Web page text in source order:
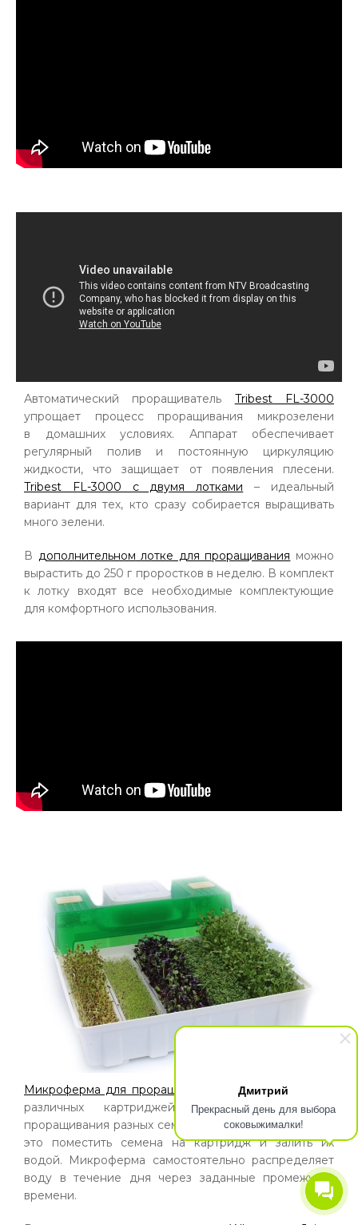
Дмитрий
Прекрасный день для выбора
соковыжималки!
Автоматический проращиватель Tribest FL-3000
упрощает процесс проращивания микрозелени
в домашних условиях. Аппарат обеспечивает
регулярный полив и постоянную циркуляцию
жидкости, что защищает от появления плесени.
Tribest FL-3000 с двумя лотками – идеальный
вариант для тех, кто сразу собирается выращивать
много зелени.
В дополнительном лотке для проращивания можно
вырастить до 250 г проростков в неделю. В комплект
к лотку входят все необходимые комплектующие
для комфортного использования.
Микроферма для проращивания EasyGreenимеет 5
различных картриджей для одновременного
проращивания разных семян. Всё, что потребуется –
это поместить семена на картридж и залить их
водой. Микроферма самостоятельно распределяет
воду в течение дня через заданные промежутки
времени.